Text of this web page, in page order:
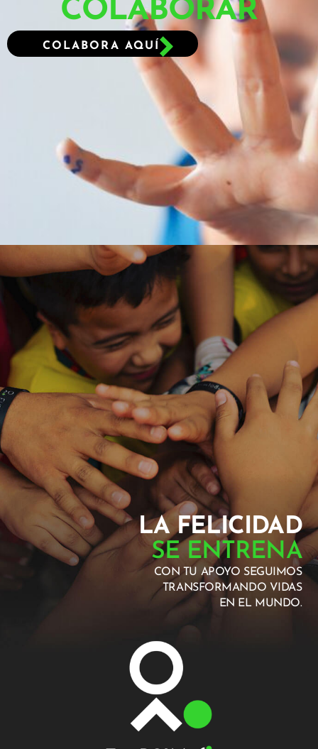
COLABORAR
COLABORA AQUÍ
LA FELICIDAD
SE ENTRENA
CON TU APOYO SEGUIMOS
TRANSFORMANDO VIDAS
EN EL MUNDO.